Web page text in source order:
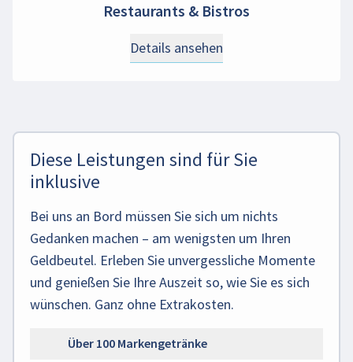
Restaurants & Bistros
Details ansehen
Diese Leistungen sind für Sie
inklusive
Bei uns an Bord müssen Sie sich um nichts
Gedanken machen – am wenigsten um Ihren
Geldbeutel. Erleben Sie unvergessliche Momente
und genießen Sie Ihre Auszeit so, wie Sie es sich
wünschen. Ganz ohne Extrakosten.
Über 100 Markengetränke